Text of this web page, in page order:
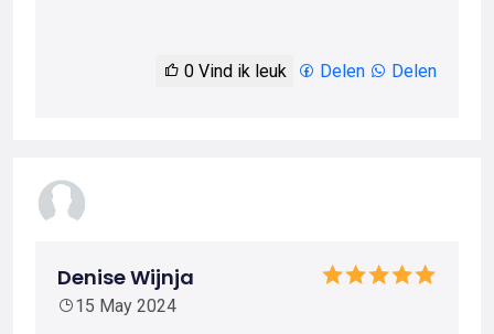
0 Vind ik leuk Delen Delen
Denise Wijnja
15 May 2024